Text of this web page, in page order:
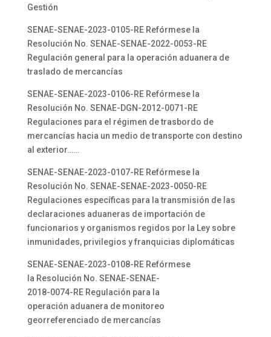
Gestión
SENAE-SENAE-2023-0105-RE Refórmese la
Resolución No. SENAE-SENAE-2022-0053-RE
Regulación general para la operación aduanera de
traslado de mercancías
SENAE-SENAE-2023-0106-RE Refórmese la
Resolución No. SENAE-DGN-2012-0071-RE
Regulaciones para el régimen de trasbordo de
mercancías hacia un medio de transporte con destino
al exterior……
SENAE-SENAE-2023-0107-RE Refórmese la
Resolución No. SENAE-SENAE-2023-0050-RE
Regulaciones específicas para la transmisión de las
declaraciones aduaneras de importación de
funcionarios y organismos regidos por la Ley sobre
inmunidades, privilegios y franquicias diplomáticas
SENAE-SENAE-2023-0108-RE Refórmese
la Resolución No. SENAE-SENAE-
2018-0074-RE Regulación para la
operación aduanera de monitoreo
georreferenciado de mercancías